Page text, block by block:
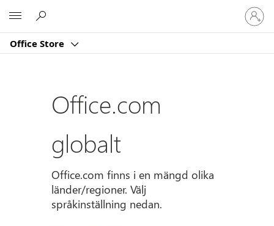
Office Store
Logga
in
på
konto
Office.com
globalt
Office.com finns i en mängd olika
länder/regioner. Välj
språkinställning nedan.